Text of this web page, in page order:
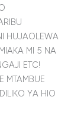
HUJAOLEWA
MI 5 NA
ETC!
MTAMBUE
YA HIO